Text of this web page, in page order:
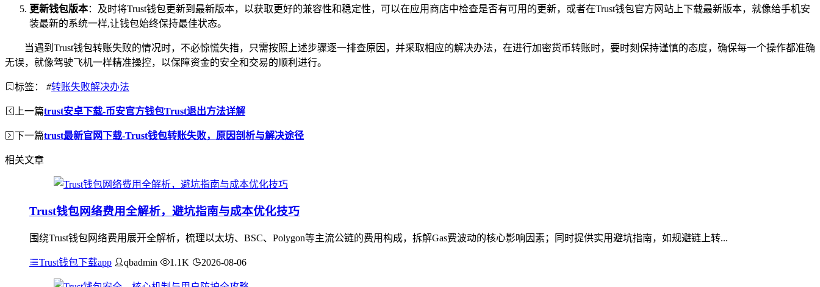
更新钱包版本：及时将Trust钱包更新到最新版本，以获取更好的兼容性和稳定性，可以在应用商店中检查是否有可用的更新，或者在Trust钱包官方网站上下载最新版本，就像给手机安
装最新的系统一样,让钱包始终保持最佳状态。
当遇到Trust钱包转账失败的情况时，不必惊慌失措，只需按照上述步骤逐一排查原因，并采取相应的解决办法，在进行加密货币转账时，要时刻保持谨慎的态度，确保每一个操作都准确
无误，就像驾驶飞机一样精准操控，以保障资金的安全和交易的顺利进行。
标签： #转账失败解决办法
上一篇trust安卓下载-币安官方钱包Trust退出方法详解
下一篇trust最新官网下载-Trust钱包转账失败，原因剖析与解决途径
相关文章
Trust钱包网络费用全解析，避坑指南与成本优化技巧
围绕Trust钱包网络费用展开全解析，梳理以太坊、BSC、Polygon等主流公链的费用构成，拆解Gas费波动的核心影响因素；同时提供实用避坑指南，如规避链上转...
Trust钱包下载app qbadmin 1.1K 2026-08-06